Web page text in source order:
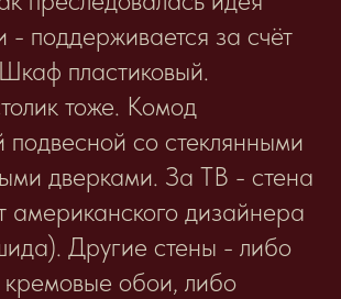
- поддерживается за счёт
пластиковый.
тоже. Комод
подвесной со стеклянными
дверками. За ТВ - стена
американского дизайнера
Другие стены - либо
обои, либо